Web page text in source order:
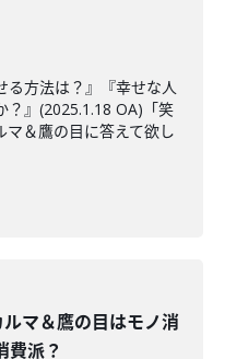
る方法は？』『幸せな人
？』(2025.1.18 OA)「笑
マ＆鷹の目に答えて欲し
マ＆鷹の目はモノ消
費派？